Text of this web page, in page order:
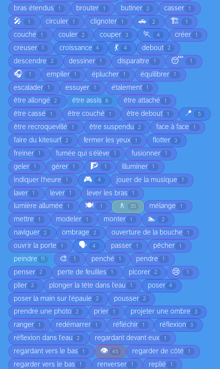
bras étendus 1 brouter 1 butiner 2 casser 1
🎤 1 circuler 1 clignoter 1 🚗 2 🏗️ 1
couché 1 couler 2 couper 3 🏃 4 créer 1
creuser 1 croissance 4 💃 4 debout 2
descendre 2 dessiner 1 disparaître 1 😴 1
🎧 1 empiler 1 éplucher 1 équilibrer 1
escalader 1 essuyer 1 étalement 1
être allongé 2 être assis 8 être attaché 1
être cassé 1 être couché 1 être debout 1 📍 5
être recroquevillé 1 être suspendu 2 face à face 1
faire du kitesurf 2 fermer les yeux 1 flotter 3
freiner 1 fumée qui s'élève 1 fusionner 1
geler 1 gérer 1 🧗 1 illuminer 1
indiquer l'heure 1 🎮 4 jouer de la musique 1
laver 1 lever 1 lever les bras 1
lumière allumée 1 🍽️ 1 🚶 35 mélange 1
mettre 1 modeler 1 monter 1 🏊 2
naviguer 2 ombrage 2 ouverture de la bouche 1
ouvrir la porte 1 🗣️ 4 passer 1 pêcher 1
peindre 11 🎨 1 penché 1 pendre 1
penser 2 perte de feuilles 1 picorer 2 😢 1
plier 2 plonger la tête dans l'eau 1 poser 4
poser la main sur l'épaule 2 pousser 2
prendre une photo 2 prier 1 projeter une ombre 3
ranger 1 redémarrer 1 réfléchir 1 réflexion 3
réflexion dans l'eau 2 regardant devant eux 1
regardant vers le bas 1 👁️ 45 regarder de côté 1
regarder vers le bas 1 renverser 1 replié 1